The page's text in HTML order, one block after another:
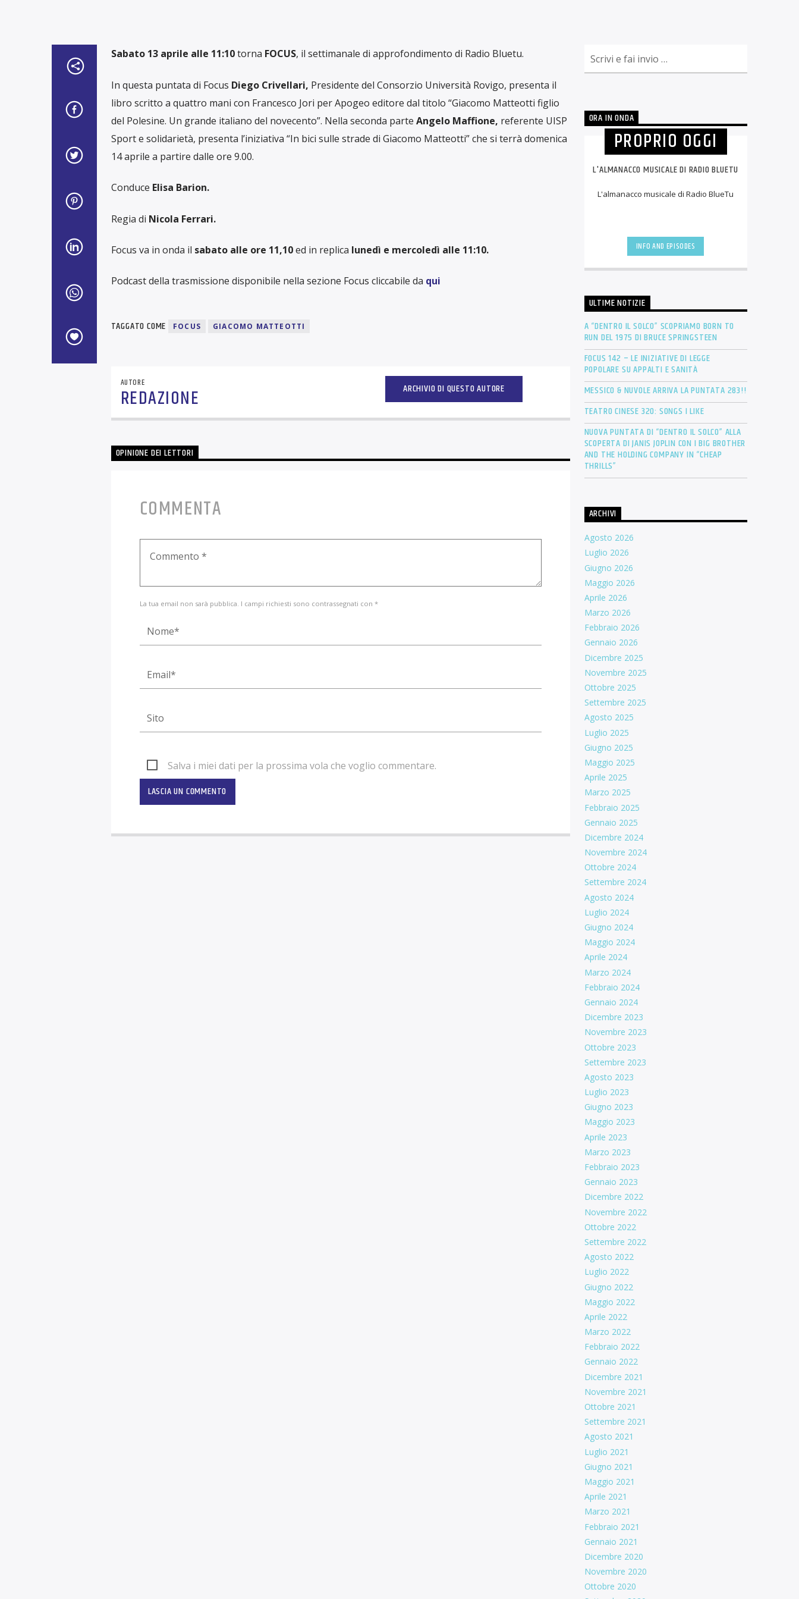
Sabato 13 aprile alle 11:10torna FOCUS, il settimanale di approfondimento di Radio Bluetu.
In questa puntata di Focus Diego Crivellari, Presidente del Consorzio Università Rovigo, presenta il
libro scritto a quattro mani con Francesco Jori per Apogeo editore dal titolo “Giacomo Matteotti figlio
del Polesine. Un grande italiano del novecento”. Nella seconda parte Angelo Maffione, referente UISP
Sport e solidarietà, presenta l’iniziativa “In bici sulle strade di Giacomo Matteotti” che si terrà domenica
14 aprile a partire dalle ore 9.00.
Conduce Elisa Barion.
Regia di Nicola Ferrari.
Focus va in onda il sabato alle ore 11,10ed in replica lunedì e mercoledì alle 11:10.
Podcast della trasmissione disponibile nella sezione Focus cliccabile da qui
TAGGATO COME FOCUS GIACOMO MATTEOTTI
AUTORE
REDAZIONE ARCHIVIO DI QUESTO AUTORE
OPINIONE DEI LETTORI
COMMENTA
La tua email non sarà pubblica. I campi richiesti sono contrassegnati con *
Salva i miei dati per la prossima vola che voglio commentare.
ORA IN ONDA
PROPRIO OGGI
L'ALMANACCO MUSICALE DI RADIO BLUETU
L'almanacco musicale di Radio BlueTu
INFO AND EPISODES
ULTIME NOTIZIE
A “DENTRO IL SOLCO” SCOPRIAMO BORN TO
RUN DEL 1975 DI BRUCE SPRINGSTEEN
FOCUS 142 – LE INIZIATIVE DI LEGGE
POPOLARE SU APPALTI E SANITÀ
MESSICO & NUVOLE ARRIVA LA PUNTATA 283!!
TEATRO CINESE 320: SONGS I LIKE
NUOVA PUNTATA DI “DENTRO IL SOLCO” ALLA
SCOPERTA DI JANIS JOPLIN CON I BIG BROTHER
AND THE HOLDING COMPANY IN “CHEAP
THRILLS”
ARCHIVI
Agosto 2026
Luglio 2026
Giugno 2026
Maggio 2026
Aprile 2026
Marzo 2026
Febbraio 2026
Gennaio 2026
Dicembre 2025
Novembre 2025
Ottobre 2025
Settembre 2025
Agosto 2025
Luglio 2025
Giugno 2025
Maggio 2025
Aprile 2025
Marzo 2025
Febbraio 2025
Gennaio 2025
Dicembre 2024
Novembre 2024
Ottobre 2024
Settembre 2024
Agosto 2024
Luglio 2024
Giugno 2024
Maggio 2024
Aprile 2024
Marzo 2024
Febbraio 2024
Gennaio 2024
Dicembre 2023
Novembre 2023
Ottobre 2023
Settembre 2023
Agosto 2023
Luglio 2023
Giugno 2023
Maggio 2023
Aprile 2023
Marzo 2023
Febbraio 2023
Gennaio 2023
Dicembre 2022
Novembre 2022
Ottobre 2022
Settembre 2022
Agosto 2022
Luglio 2022
Giugno 2022
Maggio 2022
Aprile 2022
Marzo 2022
Febbraio 2022
Gennaio 2022
Dicembre 2021
Novembre 2021
Ottobre 2021
Settembre 2021
Agosto 2021
Luglio 2021
Giugno 2021
Maggio 2021
Aprile 2021
Marzo 2021
Febbraio 2021
Gennaio 2021
Dicembre 2020
Novembre 2020
Ottobre 2020